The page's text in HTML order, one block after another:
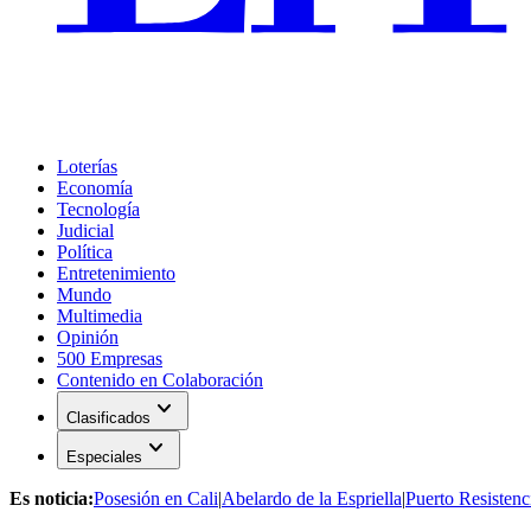
Loterías
Economía
Tecnología
Judicial
Política
Entretenimiento
Mundo
Multimedia
Opinión
500 Empresas
Contenido en Colaboración
Clasificados expand_more
Especiales expand_more
Es noticia:Posesión en Cali|Abelardo de la Espriella|Puerto